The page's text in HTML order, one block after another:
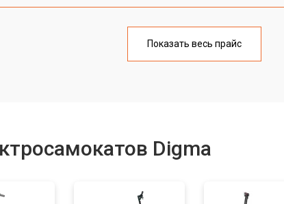
от 60 мин
Показать весь прайс
Digma